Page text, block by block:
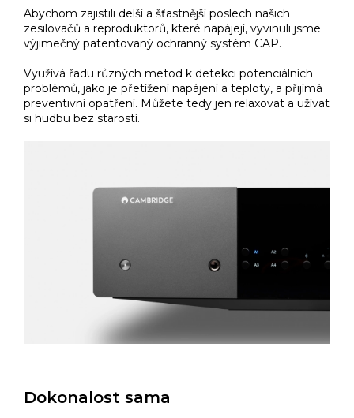
Abychom zajistili delší a šťastnější poslech našich
zesilovačů a reproduktorů, které napájejí, vyvinuli jsme
výjimečný patentovaný ochranný systém CAP.
Využívá řadu různých metod k detekci potenciálních
problémů, jako je přetížení napájení a teploty, a přijímá
preventivní opatření. Můžete tedy jen relaxovat a užívat
si hudbu bez starostí.
Dokonalost sama